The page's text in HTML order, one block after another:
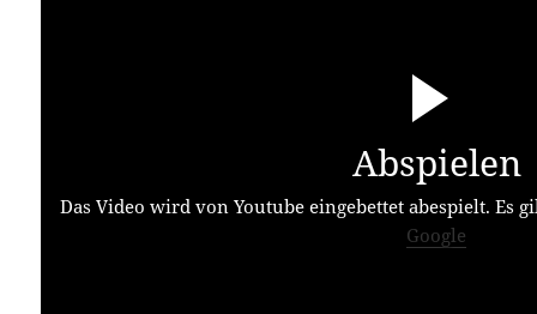
Abspielen
Das Video wird von Youtube eingebettet abespielt. Es
Google